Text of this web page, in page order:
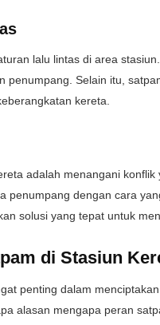
lalu lintas di area
penumpang. Selain itu,
kereta.
adalah menangani
penumpang dengan cara
solusi yang tepat untuk
di Stasiun
penting dalam
alasan mengapa peran